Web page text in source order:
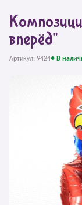
вперёд"
Артикул: 9424● В